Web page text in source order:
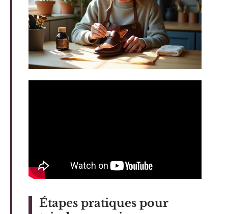
Étapes pratiques pour